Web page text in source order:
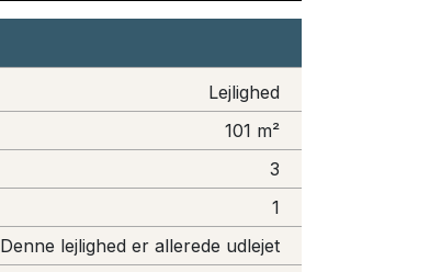
Lejlighed
101 m²
3
1
Denne lejlighed er allerede udlejet